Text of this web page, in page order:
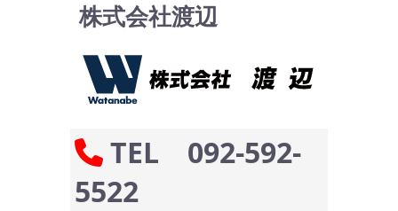
株式会社渡辺
TEL 092-592-
5522